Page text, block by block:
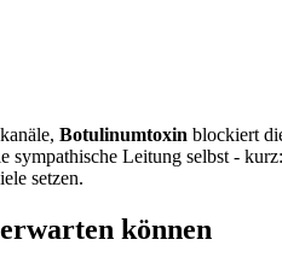
Botulinumtoxin blockiert
sympathische Leitung selbst ‍-
setzen.
können